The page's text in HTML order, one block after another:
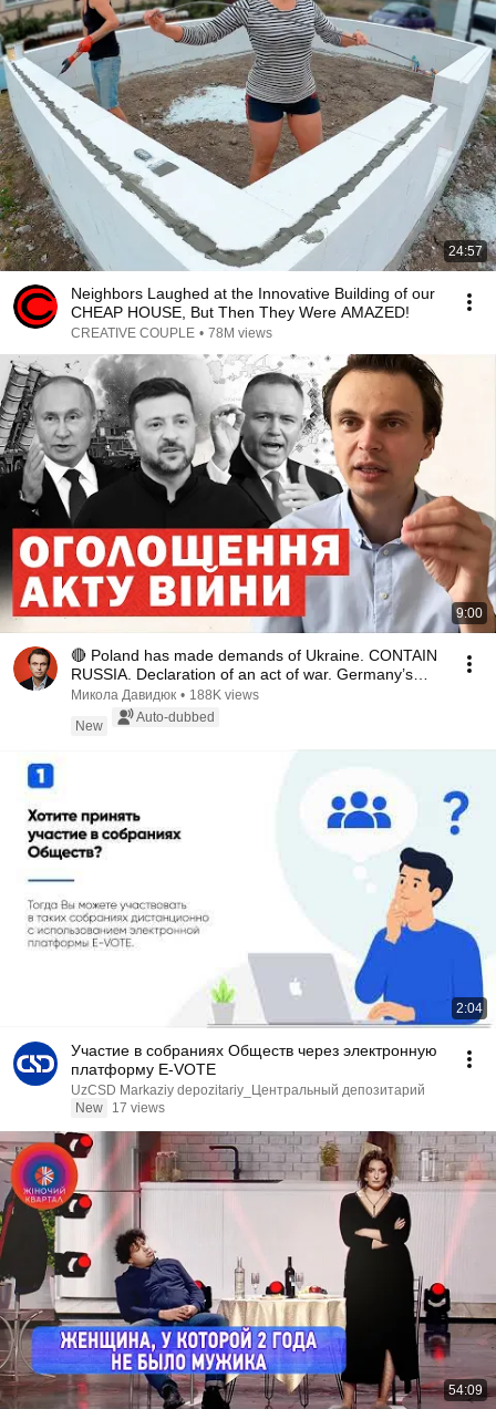
24:57
Neighbors Laughed at the Innovative Building of our
CHEAP HOUSE, But Then They Were AMAZED!
CREATIVE COUPLE • 78M views
9:00
🔴 Poland has made demands of Ukraine. CONTAIN
RUSSIA. Declaration of an act of war. Germany’s
appeal
Микола Давидюк • 188K views
New
Auto-dubbed
2:04
Участие в собраниях Обществ через электронную
платформу E-VOTE
UzCSD Markaziy depozitariy_Центральный депозитарий
New
17 views
54:09